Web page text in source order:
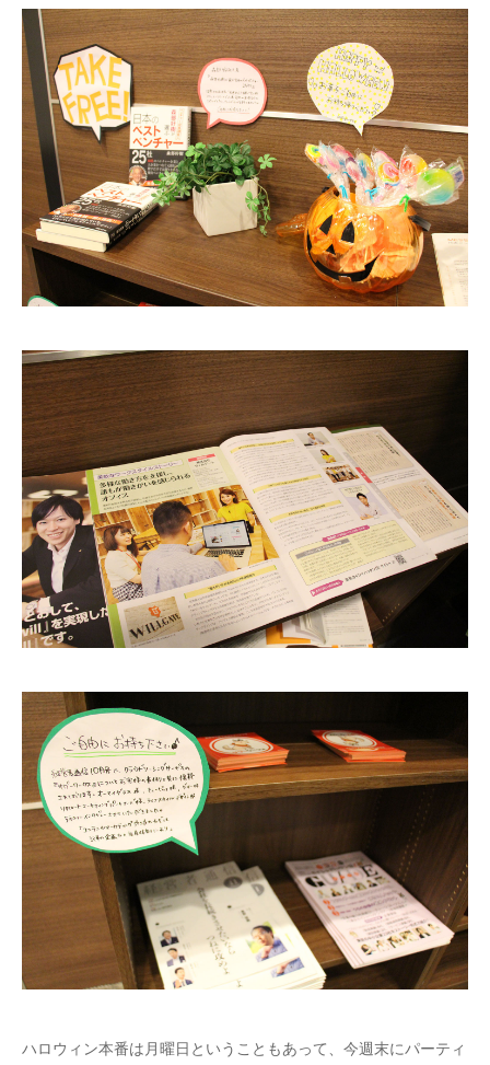
ハロウィン本番は月曜日ということもあって、今週末にパーティ